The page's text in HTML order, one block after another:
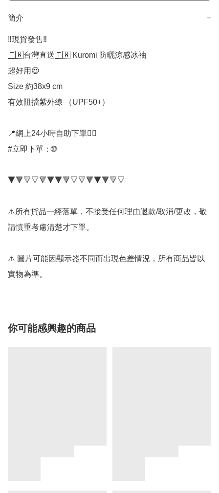
簡介 −
‼️現貨發售‼️
🇹🇼台灣直送🇹🇼 Kuromi 防曬涼感冰袖
超好用😍
Size 約38x9 cm
有效阻擋紫外線 （UPF50+）
📍網上24小時自助下單👍🏻
#立即下單：🌐
🔻🔻🔻🔻🔻🔻🔻🔻🔻🔻🔻🔻🔻🔻🔻
⚠️所有貨品一經落單，不接受任何理由退款/取消/更改，敬
請慎重考慮清楚才下單。
⚠️ 圖片可能因顯示器不同而出現色差情況，所有商品皆以
你可能感興趣的商品